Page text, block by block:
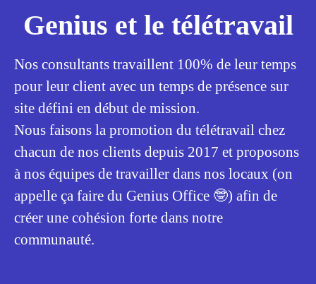
Genius et le télétravail
Nos consultants travaillent 100% de leur temps
pour leur client avec un temps de présence sur
site défini en début de mission.
Nous faisons la promotion du télétravail chez
chacun de nos clients depuis 2017 et proposons
à nos équipes de travailler dans nos locaux (on
appelle ça faire du Genius Office 🤓) afin de
créer une cohésion forte dans notre
communauté.